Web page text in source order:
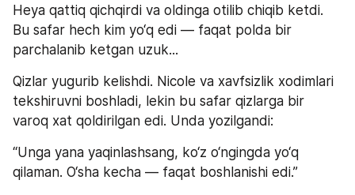
Heya qattiq qichqirdi va oldinga otilib chiqib ketdi.
Bu safar hech kim yo‘q edi — faqat polda bir
parchalanib ketgan uzuk...
Qizlar yugurib kelishdi. Nicole va xavfsizlik xodimlari
tekshiruvni boshladi, lekin bu safar qizlarga bir
varoq xat qoldirilgan edi. Unda yozilgandi:
“Unga yana yaqinlashsang, ko‘z o‘ngingda yo‘q
qilaman. O‘sha kecha — faqat boshlanishi edi.”